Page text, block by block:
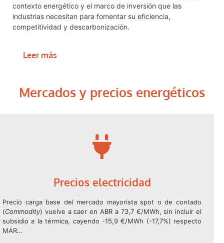
contexto energético y el marco de inversión que las
industrias necesitan para fomentar su eficiencia,
competitividad y descarbonización.
Leer más
Mercados y precios energéticos
Precios electricidad
Precio carga base del mercado mayorista spot o de contado
(Commodity) vuelve a caer en ABR a 73,7 €/MWh, sin incluir el
subsidio a la térmica, cayendo -15,9 €/MWh (-17,7%) respecto
MAR…